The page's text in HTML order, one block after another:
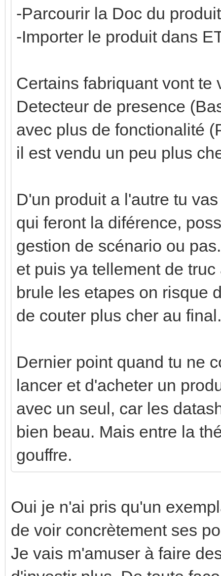
-Parcourir la Doc du produit
-Importer le produit dans
Certains fabriquant vont te
Detecteur de presence
avec plus de fonctionalité
il est vendu un peu plus
D'un produit a l'autre tu
qui feront la diférence,
gestion de scénario ou
et puis ya tellement de
brule les etapes on risque
de couter plus cher au final.
Dernier point quand tu ne
lancer et d'acheter un
avec un seul, car les
bien beau. Mais entre la
gouffre.
Oui je n'ai pris qu'un
de voir concrètement ses
Je vais m'amuser à faire